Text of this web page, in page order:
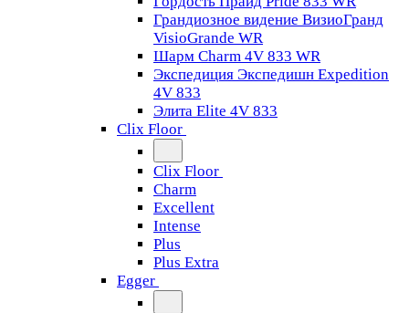
Грандиозное видение ВизиоГранд
VisioGrande WR
Шарм Charm 4V 833 WR
Экспедиция Экспедишн Expedition
4V 833
Элита Elite 4V 833
Clix Floor
Clix Floor
Charm
Excellent
Intense
Plus
Plus Extra
Egger